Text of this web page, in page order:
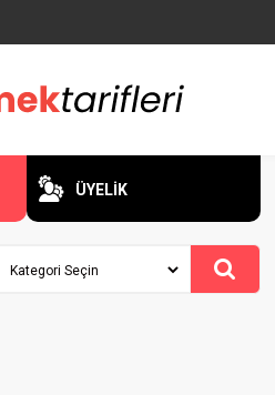
ÜYELİK